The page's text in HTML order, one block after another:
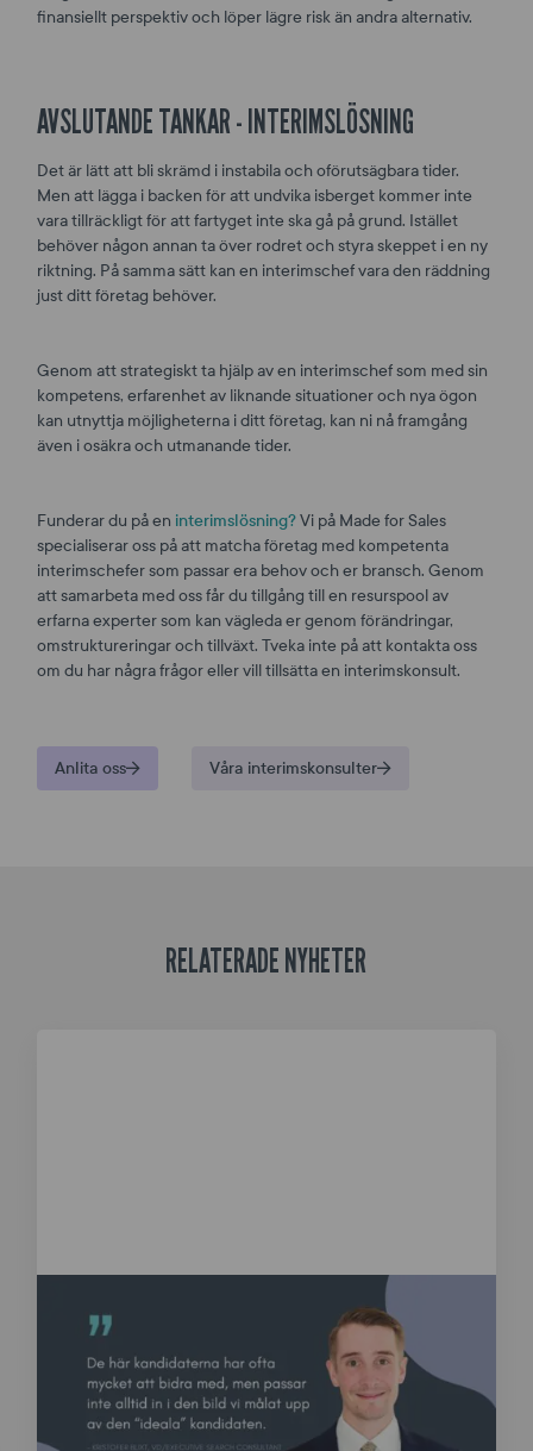
finansiellt perspektiv och löper lägre risk än andra alternativ.
AVSLUTANDE TANKAR - INTERIMSLÖSNING
Det är lätt att bli skrämd i instabila och oförutsägbara tider.
Men att lägga i backen för att undvika isberget kommer inte
vara tillräckligt för att fartyget inte ska gå på grund. Istället
behöver någon annan ta över rodret och styra skeppet i en ny
riktning. På samma sätt kan en interimschef vara den räddning
just ditt företag behöver.
Genom att strategiskt ta hjälp av en interimschef som med sin
kompetens, erfarenhet av liknande situationer och nya ögon
kan utnyttja möjligheterna i ditt företag, kan ni nå framgång
även i osäkra och utmanande tider.
Funderar du på en interimslösning?Vi på Made for Sales
specialiserar oss på att matcha företag med kompetenta
interimschefer som passar era behov och er bransch. Genom
att samarbeta med oss får du tillgång till en resurspool av
erfarna experter som kan vägleda er genom förändringar,
omstruktureringar och tillväxt. Tveka inte på att kontakta oss
om du har några frågor eller vill tillsätta en interimskonsult.
Anlita oss Våra interimskonsulter
RELATERADE NYHETER
Blogg
Tyst potential – varför vi missar några av våra bästa
kandidater
Det är inte alltid de mest självsäkra, vältaliga eller socialt
skickliga kandidaterna som blir de mest framgångsrika.
annonsmätning
för